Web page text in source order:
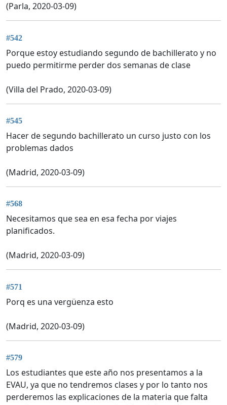
(Parla, 2020-03-09)
#542
Porque estoy estudiando segundo de bachillerato y no
puedo permitirme perder dos semanas de clase
(Villa del Prado, 2020-03-09)
#545
Hacer de segundo bachillerato un curso justo con los
problemas dados
(Madrid, 2020-03-09)
#568
Necesitamos que sea en esa fecha por viajes
planificados.
(Madrid, 2020-03-09)
#571
Porq es una vergüenza esto
(Madrid, 2020-03-09)
#579
Los estudiantes que este año nos presentamos a la
EVAU, ya que no tendremos clases y por lo tanto nos
perderemos las explicaciones de la materia que falta